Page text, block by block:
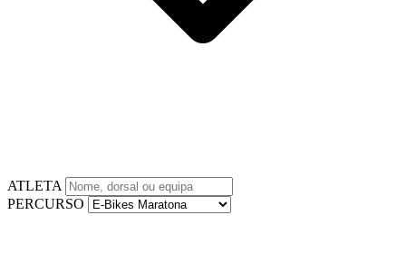
ATLETA
PERCURSO